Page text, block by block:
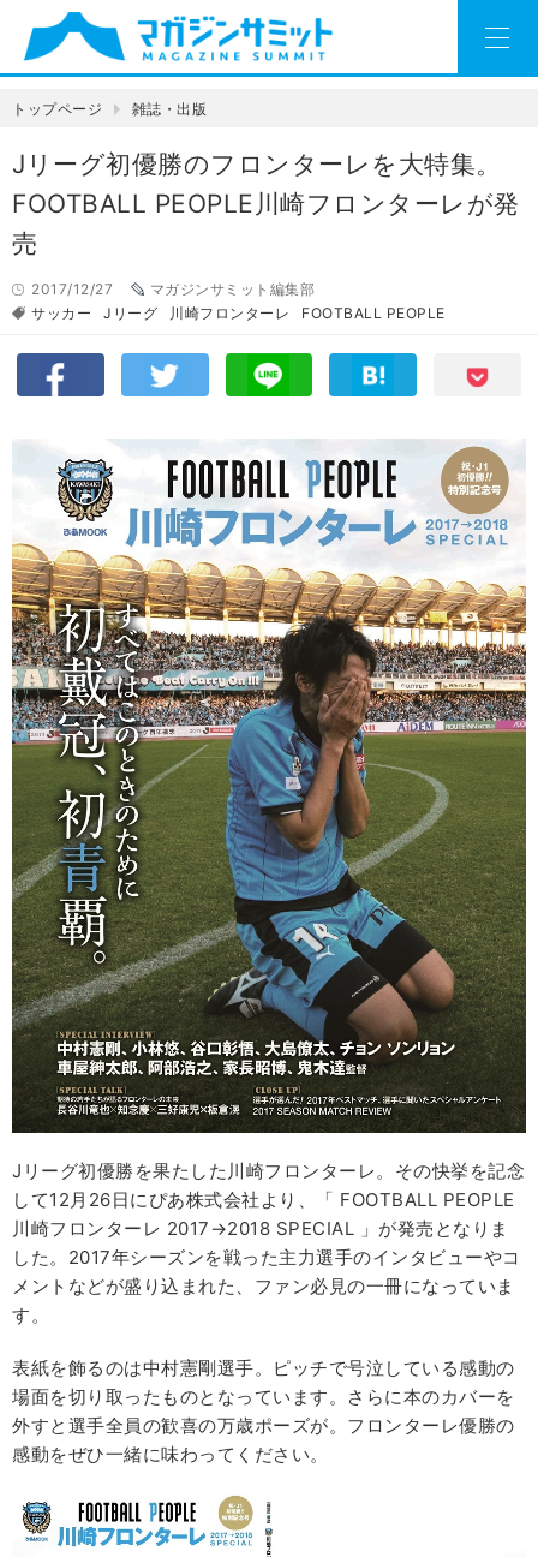
トップページ 雑誌・出版
Jリーグ初優勝のフロンターレを大特集。
FOOTBALL PEOPLE川崎フロンターレが発
売
2017/12/27
マガジンサミット編集部
サッカー
Jリーグ 川崎フロンターレ FOOTBALL PEOPLE
Jリーグ初優勝を果たした川崎フロンターレ。その快挙を記念
して12月26日にぴあ株式会社より、「 FOOTBALL PEOPLE
川崎フロンターレ 2017→2018 SPECIAL 」が発売となりま
した。2017年シーズンを戦った主力選手のインタビューやコ
メントなどが盛り込まれた、ファン必見の一冊になっていま
す。
表紙を飾るのは中村憲剛選手。ピッチで号泣している感動の
場面を切り取ったものとなっています。さらに本のカバーを
外すと選手全員の歓喜の万歳ポーズが。フロンターレ優勝の
感動をぜひ一緒に味わってください。